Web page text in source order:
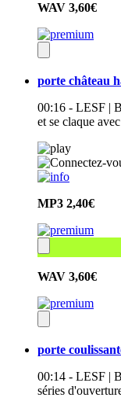
WAV 3,60€
porte château
00:16 - LESF |
et se claque
MP3 2,40€
WAV 3,60€
porte
00:14 - LESF |
séries